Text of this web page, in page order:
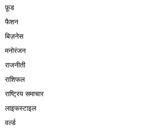
फ़ूड
फैशन
बिज़नेस
मनोरंजन
राजनीती
राशिफल
राष्ट्रिय समाचार
लाइफस्टाइल
वर्ल्ड